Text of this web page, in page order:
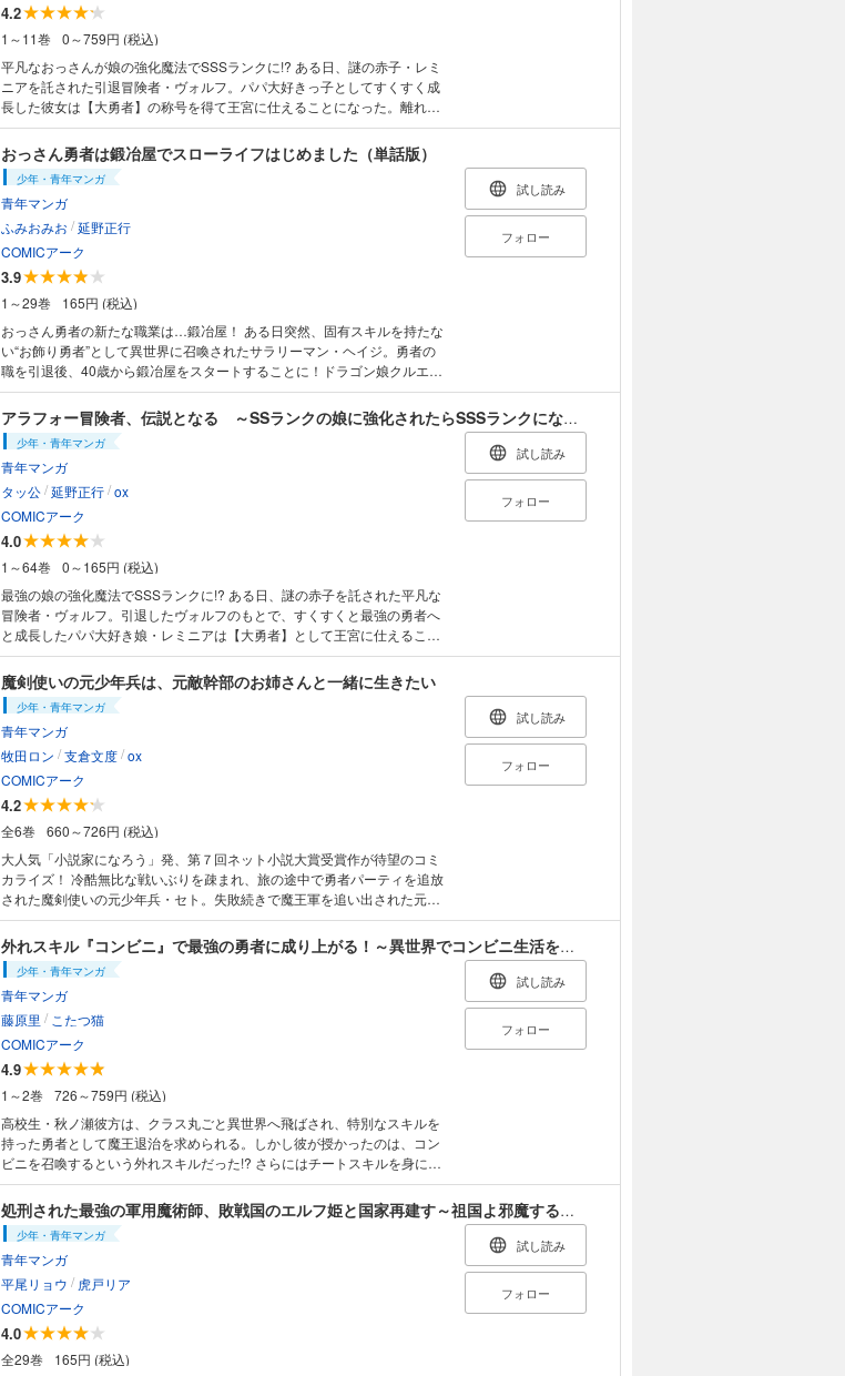
4.2
1～11巻
0～759円 (税込)
平凡なおっさんが娘の強化魔法でSSSランクに!? ある日、謎の赤子・レミ
ニアを託された引退冒険者・ヴォルフ。パパ大好きっ子としてすくすく成
長した彼女は【大勇者】の称号を得て王宮に仕えることになった。離れて
暮らす父を心配したレミニアは、こっそり物理防御、魔力防御、敏捷性、
自動回復すべてをMAXまで強化しておき――。熱き血がたぎる引退冒険者
の成り上がりストーリー！ (C)延野正行／ツギクル (C)タッ公／フレック
スコミックス
おっさん勇者は鍛冶屋でスローライフはじめました（単話版）
少年・青年マンガ
青年マンガ
ふみおみお /延野正行
COMICアーク
3.9
1～29巻
165円 (税込)
おっさん勇者の新たな職業は…鍛冶屋！ ある日突然、固有スキルを持たな
い“お飾り勇者”として異世界に召喚されたサラリーマン・ヘイジ。勇者の
職を引退後、40歳から鍛冶屋をスタートすることに！ドラゴン娘クルエル
や白狼族の少女スゥーも鍛冶場にやって来て、幸せなスローライフを満
喫。一方、ヘイジがいなくなった王宮では、生産武器の質が下がるように
なり…？おっさん勇者がセカンドライフを謳歌する、ほのぼのスローライ
フストーリー！（C）ふみおみお （C）延野正行／フレックスコミックス
試し読み
フォロー
アラフォー冒険者、伝説となる ～SSランクの娘に強化されたらSSSランクになりました～（単話版）
少年・青年マンガ
青年マンガ
タッ公/延野正行/ox
COMICアーク
4.0
1～64巻
0～165円 (税込)
最強の娘の強化魔法でSSSランクに!? ある日、謎の赤子を託された平凡な
冒険者・ヴォルフ。引退したヴォルフのもとで、すくすくと最強の勇者へ
と成長したパパ大好き娘・レミニアは【大勇者】として王宮に仕えること
になった。離れて暮らす父親を心配したレミニアはヴォルフの物理攻撃、
物理防御、魔力防御、敏捷性、自動回復すべてをMAXまで強化しておく。
平凡なおっさんが伝説の冒険者に成り上がるサクセスストーリー！
試し読み
フォロー
魔剣使いの元少年兵は、元敵幹部のお姉さんと一緒に生きたい
少年・青年マンガ
青年マンガ
牧田ロン /支倉文度/ox
COMICアーク
4.2
全6巻
660～726円 (税込)
大人気「小説家になろう」発、第７回ネット小説大賞受賞作が待望のコミ
カライズ！ 冷酷無比な戦いぶりを疎まれ、旅の途中で勇者パーティを追放
された魔剣使いの元少年兵・セト。失敗続きで魔王軍を追い出された元幹
部・サティス。“元”敵同士のふたりが第二の人生を探すため一緒に旅に出
る。時には温泉に行ったり、一緒のベッドで寝たり――居場所を失くした
もの同士の“生き直し"ロードストーリー！ (C)支倉文度／新紀元社 (C)牧
田ロン／フレックスコミックス
試し読み
フォロー
外れスキル『コンビニ』で最強の勇者に成り上がる！～異世界でコンビニ生活を満喫しつつ、オレを追放したクラスメイトを見返す事にしました～
少年・青年マンガ
青年マンガ
藤原里 / こたつ猫
COMICアーク
4.9
1～2巻
726～759円 (税込)
高校生・秋ノ瀬彼方は、クラス丸ごと異世界へ飛ばされ、特別なスキルを
持った勇者として魔王退治を求められる。しかし彼が授かったのは、コン
ビニを召喚するという外れスキルだった!? さらにはチートスキルを身につ
けたクラスメイトに極悪人の濡れ衣を着せられ、追放されてしまう。彼方
は森で助けた少女・ティーナとともに「コンビニの勇者」として魔王討伐
を目指すことになって…!? 剣と魔法の世界で「コンビニ」で戦う！ 成り上
がりファンタジー！ (C)藤原里(C)こたつ猫／フレックスコミックス
試し読み
フォロー
処刑された最強の軍用魔術師、敗戦国のエルフ姫と国家再建す～祖国よ邪魔するのは勝手だが、その魔術作ったの俺なので効かないが？～（単話版）
少年・青年マンガ
青年マンガ
平尾リョウ / 虎戸リア
COMICアーク
4.0
全29巻
165円 (税込)
試し読み
フォロー